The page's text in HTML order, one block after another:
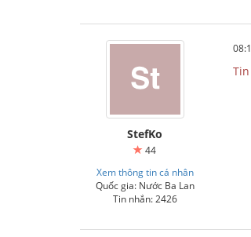
StefKo
44
Xem thông tin cá nhân
Quốc gia: Nước Ba Lan
Tin nhắn: 2426